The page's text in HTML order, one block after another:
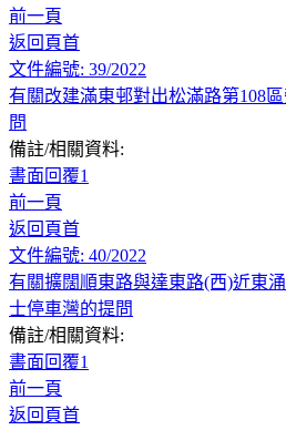
前一頁
返回頁首
文件編號: 39/2022
有關改建滿東邨對出松滿路第108
問
備註/相關資料:
書面回覆1
前一頁
返回頁首
文件編號: 40/2022
有關擴闊順東路與達東路(西)近東
士停車灣的提問
備註/相關資料:
書面回覆1
前一頁
返回頁首